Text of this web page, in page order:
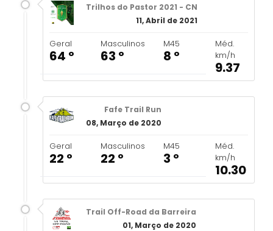
Trilhos do Pastor 2021 - CN
11, Abril de 2021
Geral
64 º
Masculinos
63 º
M45
8 º
Méd.
km/h
9.37
Fafe Trail Run
08, Março de 2020
Geral
22 º
Masculinos
22 º
M45
3 º
Méd.
km/h
10.30
Trail Off-Road da Barreira
01, Março de 2020